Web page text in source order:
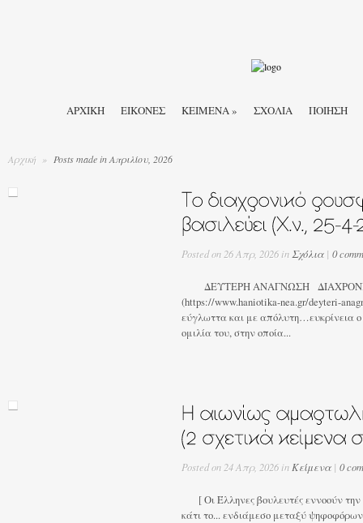
ΑΡΧΙΚΉ ΕΙΚΟΝΕΣ ΚΕΙΜΕΝΑ» ΣΧΟΛΙΑ ΠΟΙΗΣΗ
Αρχική » Posts made in Απριλίου, 2026
Posted on 26 Απρ, 2026 in Σχόλια | 0
ΔΕΥΤΕΡΗ ΑΝΑΓΝΩΣΗ
(https://www.haniotika-nea.gr/deyteri-
εύγλωττα και με απόλυτη…ευκρίνεια ο
ομιλία του, στην οποία...
Posted on 24 Απρ, 2026 in Κείμενα | 0
[ Οι Έλληνες βουλευτές εννοούν την
κάτι το... ενδιάμεσο μεταξύ ψηφοφόρων